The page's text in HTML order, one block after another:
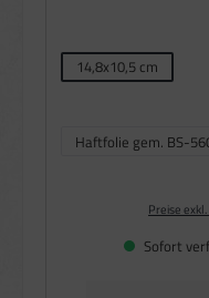
14,8x10,5 cm
Haftfolie gem. BS-
Preise
Sofort
Produkt Anzahl: Gib den